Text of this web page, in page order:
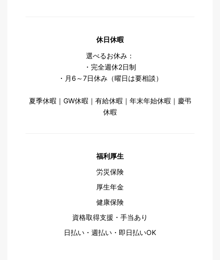
休日休暇
選べるお休み：
・完全週休2日制
・月6～7日休み（曜日は要相談）
夏季休暇｜GW休暇｜有給休暇｜年末年始休暇｜慶弔
休暇
福利厚生
労災保険
厚生年金
健康保険
資格取得支援・手当あり
日払い・週払い・即日払いOK